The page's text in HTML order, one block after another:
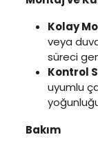
Kolay
veya
süreci
Kontrol
uyumlu
Bakım